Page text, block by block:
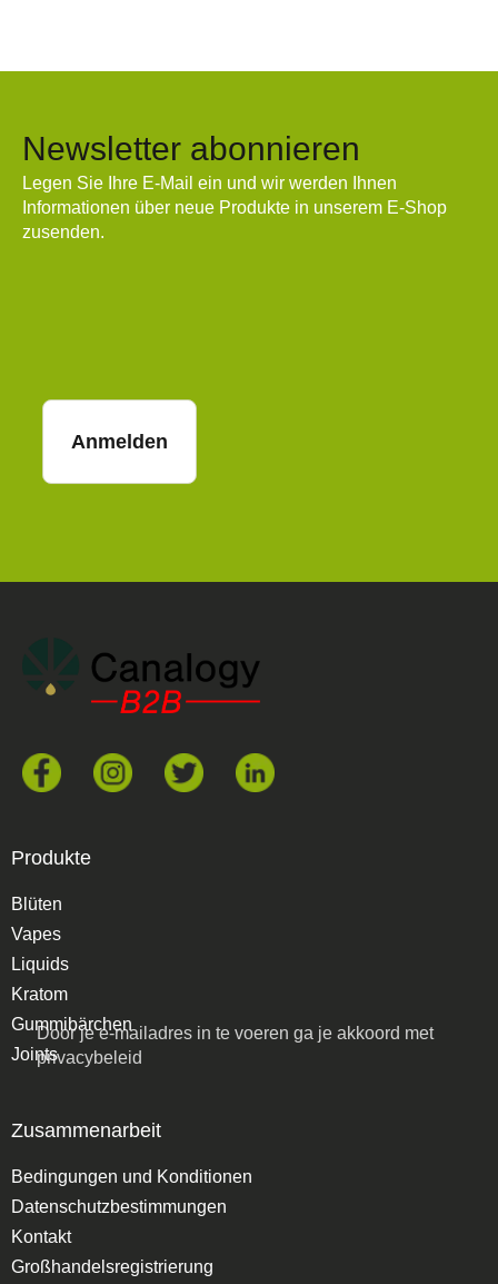
Newsletter abonnieren
Legen Sie Ihre E-Mail ein und wir werden Ihnen
Informationen über neue Produkte in unserem E-Shop
zusenden.
Door je e-mailadres in te voeren ga je akkoord met
privacybeleid
Anmelden
Produkte
Blüten
Vapes
Liquids
Kratom
Gummibärchen
Joints
Zusammenarbeit
Bedingungen und Konditionen
Datenschutzbestimmungen
Kontakt
Großhandelsregistrierung